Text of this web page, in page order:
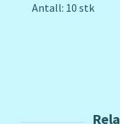
Antall: 10 stk